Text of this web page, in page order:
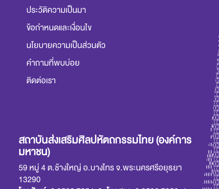
ประวัติความเป็นมา
ข้อกำหนดและเงื่อนไข
นโยบายความเป็นส่วนตัว
คำถามที่พบบ่อย
ติดต่อเรา
สถาบันส่งเสริมศิลปหัตถกรรมไทย (องค์การ
มหาชน)
59 หมู่ 4 ต.ช้างใหญ่ อ.บางไทร จ.พระนครศรีอยุธยา
13290